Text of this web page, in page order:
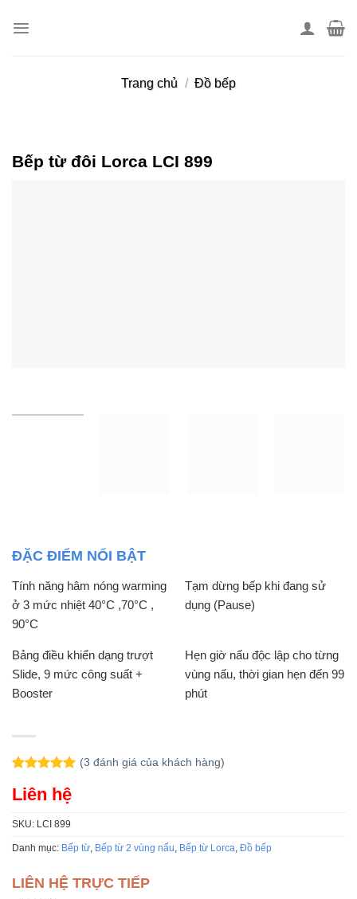
Trang chủ / Đồ bếp
Bếp từ đôi Lorca LCI 899
ĐẶC ĐIỂM NỔI BẬT
Tính năng hâm nóng warming
ở 3 mức nhiệt 40°C ,70°C ,
90°C
Tạm dừng bếp khi đang sử
dụng (Pause)
Bảng điều khiển dạng trượt
Slide, 9 mức công suất +
Booster
Hẹn giờ nấu độc lập cho từng
vùng nấu, thời gian hẹn đến 99
phút
dựa trên
(3 đánh giá của khách hàng)
Liên hệ
SKU: LCI 899
Danh mục: Bếp từ, Bếp từ 2 vùng nấu, Bếp từ Lorca, Đồ bếp
LIÊN HỆ TRỰC TIẾP